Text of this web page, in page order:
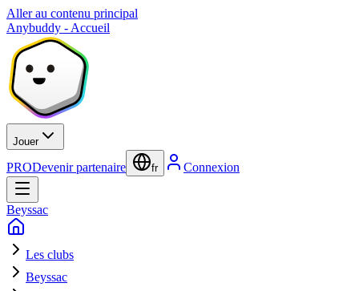
Aller au contenu principal
Anybuddy - Accueil
Jouer
PRODevenir partenaire fr Connexion
Beyssac
Les clubs
Beyssac